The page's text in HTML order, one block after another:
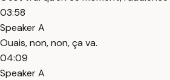
03:58
Speaker A
Ouais, non, non, ça va.
04:09
Speaker A